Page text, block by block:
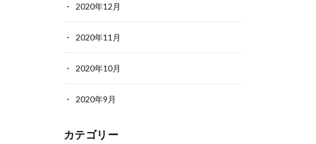
2020年12月
2020年11月
2020年10月
2020年9月
カテゴリー